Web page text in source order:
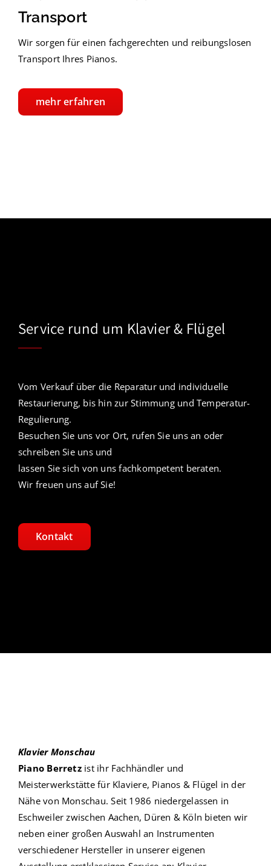
Transport
Wir sorgen für einen fachgerechten und reibungslosen
Transport Ihres Pianos.
mehr erfahren
Service rund um Klavier & Flügel
Vom Verkauf über die Reparatur und individuelle
Restaurierung, bis hin zur Stimmung und Temperatur-
Regulierung.
Besuchen Sie uns vor Ort, rufen Sie uns an oder
schreiben Sie uns und
lassen Sie sich von uns fachkompetent beraten.
Wir freuen uns auf Sie!
Kontakt
Klavier Monschau
Piano Berretzist ihr Fachhändler und
Meisterwerkstätte für Klaviere, Pianos & Flügel in der
Nähe von Monschau. Seit 1986 niedergelassen in
Eschweiler zwischen Aachen, Düren & Köln bieten wir
neben einer großen Auswahl an Instrumenten
verschiedener Hersteller in unserer eigenen